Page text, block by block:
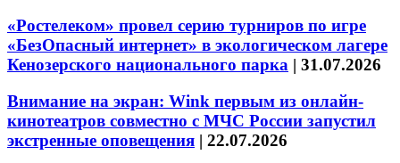
«Ростелеком» провел серию турниров по игре
«БезОпасный интернет» в экологическом лагере
Кенозерского национального парка | 31.07.2026
Внимание на экран: Wink первым из онлайн-
кинотеатров совместно с МЧС России запустил
экстренные оповещения | 22.07.2026